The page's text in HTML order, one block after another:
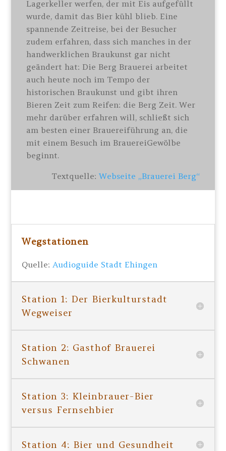
Lagerkeller werfen, der mit Eis aufgefüllt
wurde, damit das Bier kühl blieb. Eine
spannende Zeitreise, bei der Besucher
zudem erfahren, dass sich manches in der
handwerklichen Braukunst gar nicht
geändert hat: Die Berg Brauerei arbeitet
auch heute noch im Tempo der
historischen Braukunst und gibt ihren
Bieren Zeit zum Reifen: die Berg Zeit. Wer
mehr darüber erfahren will, schließt sich
am besten einer Brauereiführung an, die
mit einem Besuch im BrauereiGewölbe
beginnt.
Textquelle: Webseite „Brauerei Berg“
Wegstationen
Quelle: Audioguide Stadt Ehingen
Station 1: Der Bierkulturstadt
Wegweiser
Station 2: Gasthof Brauerei
Schwanen
Station 3: Kleinbrauer-Bier
versus Fernsehbier
Station 4: Bier und Gesundheit